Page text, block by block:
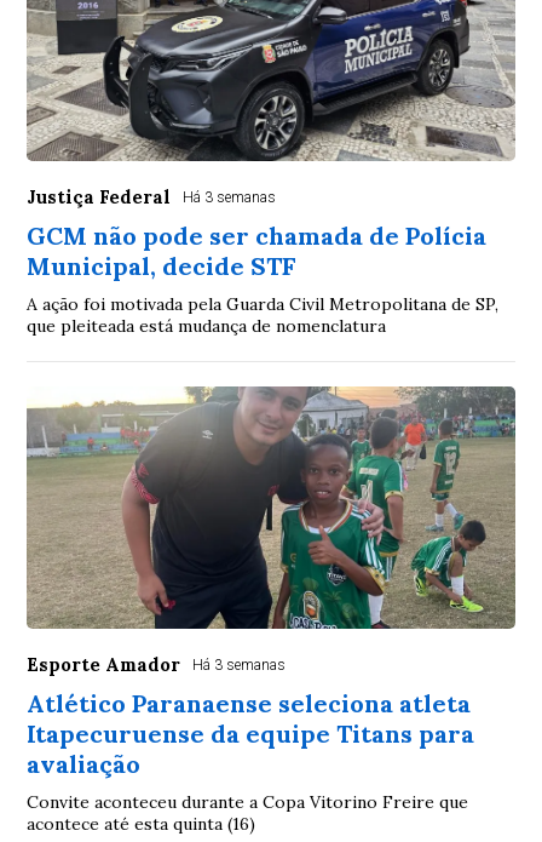
Justiça Federal Há 3 semanas
GCM não pode ser chamada de Polícia
Municipal, decide STF
A ação foi motivada pela Guarda Civil Metropolitana de SP,
que pleiteada está mudança de nomenclatura
Esporte Amador Há 3 semanas
Atlético Paranaense seleciona atleta
Itapecuruense da equipe Titans para
avaliação
Convite aconteceu durante a Copa Vitorino Freire que
acontece até esta quinta (16)